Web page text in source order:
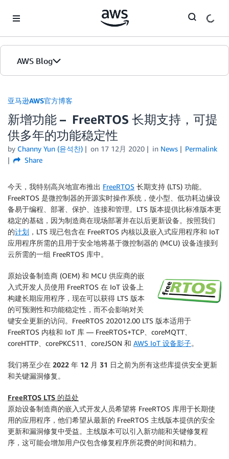
AWS Blog
首页
版本
亚马逊AWS官方博客
新增功能 – FreeRTOS 长期支持，可提
供多年的功能稳定性
by Channy Yun (윤석찬) on 17 12月 2020 in News
Permalink
Share
今天，我特别高兴地宣布推出 FreeRTOS 长期支持 (LTS) 功能。
FreeRTOS 是微控制器的开源实时操作系统，使小型、低功耗边缘设
备易于编程、部署、保护、连接和管理。LTS 版本提供比标准版本更
稳定的基础，因为制造商在现场部署并在以后更新设备。按照我们
的计划 ，LTS 现已包含在 FreeRTOS 内核以及嵌入式应用程序和 IoT
应用程序所需的且用于安全地将基于微控制器的 (MCU) 设备连接到
云所需的一组 FreeRTOS 库中。
原始设备制造商 (OEM) 和 MCU 供应商的嵌
入式开发人员使用 FreeRTOS 在 IoT 设备上
构建长期应用程序，现在可以获得 LTS 版本
的可预测性和功能稳定性，而不会影响对关
键安全更新的访问。FreeRTOS 202012.00 LTS 版本适用于
FreeRTOS 内核和 IoT 库 — FreeRTOS+TCP、coreMQTT、
coreHTTP、corePKCS11、coreJSON 和 AWS IoT 设备影子。
我们将至少在 2022 年 12 月 31 日之前为所有这些库提供安全更新
和关键漏洞修复。
FreeRTOS LTS 的益处
原始设备制造商的嵌入式开发人员希望将 FreeRTOS 库用于长期使
用的应用程序，他们希望从最新的 FreeRTOS 主线版本提供的安全
更新和漏洞修复中受益。主线版本可以引入新功能和关键修复程
序，这可能会增加用户仅包含修复程序所花费的时间和精力。